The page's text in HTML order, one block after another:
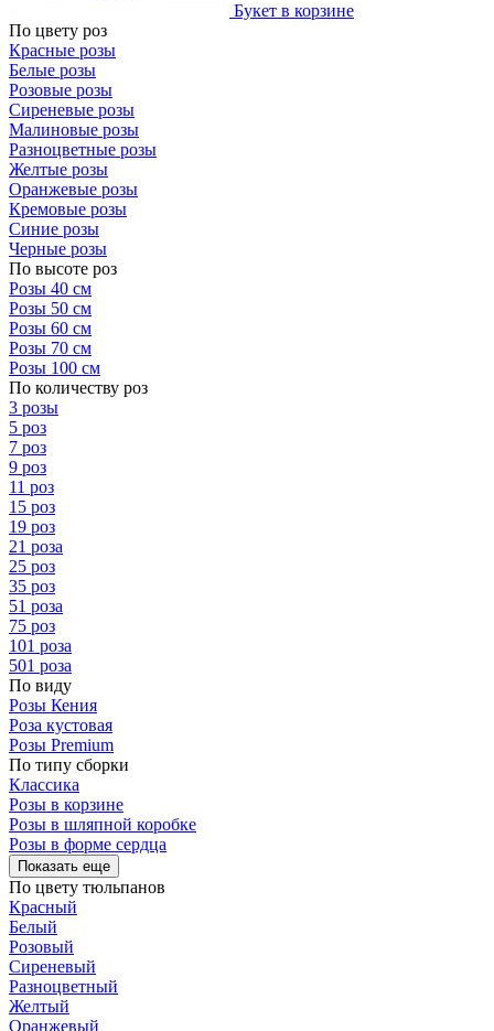
Букет в корзине
По цвету роз
Красные розы
Белые розы
Розовые розы
Сиреневые розы
Малиновые розы
Разноцветные розы
Желтые розы
Оранжевые розы
Кремовые розы
Синие розы
Черные розы
По высоте роз
Розы 40 см
Розы 50 см
Розы 60 см
Розы 70 см
Розы 100 см
По количеству роз
3 розы
5 роз
7 роз
9 роз
11 роз
15 роз
19 роз
21 роза
25 роз
35 роз
51 роза
75 роз
101 роза
501 роза
По виду
Розы Кения
Роза кустовая
Розы Premium
По типу сборки
Классика
Розы в корзине
Розы в шляпной коробке
Розы в форме сердца
Показать еще
По цвету тюльпанов
Красный
Белый
Розовый
Сиреневый
Разноцветный
Желтый
Оранжевый